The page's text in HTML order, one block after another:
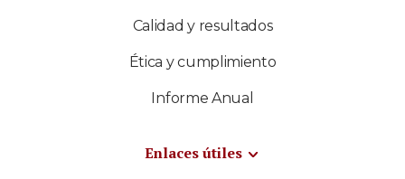
Calidad y resultados
Ética y cumplimiento
Informe Anual
Enlaces útiles